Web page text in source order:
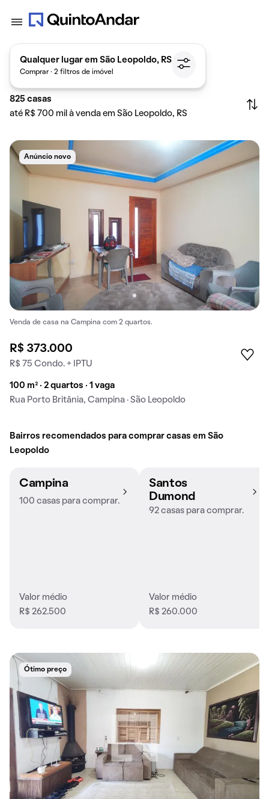
Qualquer lugar em São Leopoldo, RS
Comprar · 2 filtros de imóvel
825 casas
até R$ 700 mil à venda em São Leopoldo, RS
Anúncio novo
Venda de casa na Campina com 2 quartos.
R$ 373.000
R$ 75 Condo. + IPTU
100 m² · 2 quartos · 1 vaga
Rua Porto Britânia, Campina · São Leopoldo
Bairros recomendados para comprar casas em São
Leopoldo
Campina
100 casas para comprar.
Valor médio
R$ 262.500
Santos
Dumond
92 casas para comprar.
Valor médio
R$ 260.000
Ótimo preço